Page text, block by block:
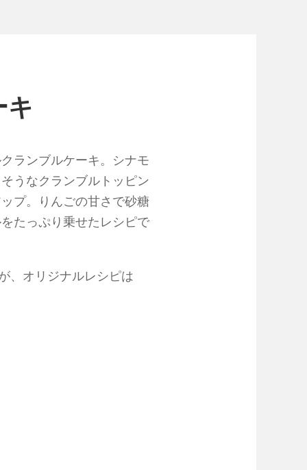
キ
ランブルケーキ。シナモ
うなクランブルトッピン
プ。りんごの甘さで砂糖
たっぷり乗せたレシピで
、オリジナルレシピは